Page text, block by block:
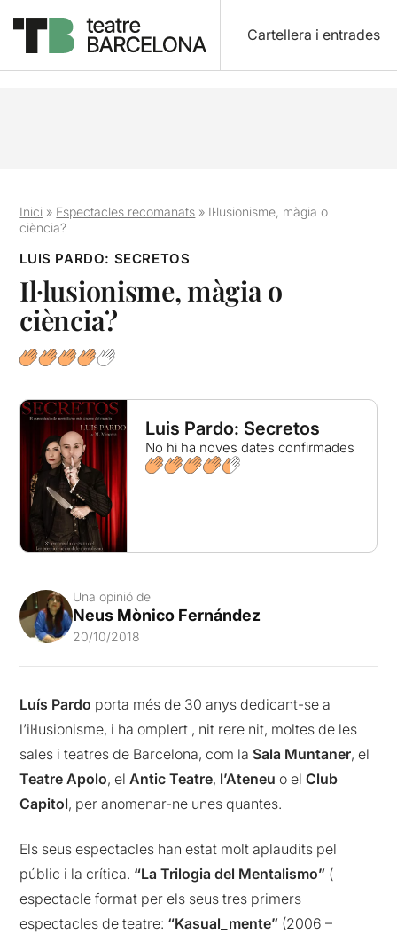
Cartellera i entrades
Inici » Espectacles recomanats » Il·lusionisme, màgia o
ciència?
LUIS PARDO: SECRETOS
Il·lusionisme, màgia o
ciència?
Luis Pardo: Secretos
No hi ha noves dates confirmades
Una opinió de
Neus Mònico Fernández
20/10/2018
Luís Pardo porta més de 30 anys dedicant-se a
l’il·lusionisme, i ha omplert , nit rere nit, moltes de les
sales i teatres de Barcelona, com laSala Muntaner, el
Teatre Apolo, elAntic Teatre, l’Ateneu o elClub
Capitol, per anomenar-ne unes quantes.
Els seus espectacles han estat molt aplaudits pel
públic i la crítica. “La Trilogia del Mentalismo” (
espectacle format per els seus tres primers
espectacles de teatre: “Kasual_mente” (2006 –